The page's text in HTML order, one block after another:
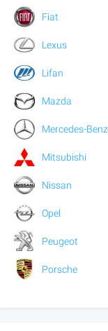
Fiat
Lexus
Lifan
Mazda
Mercedes-Benz
Mitsubishi
Nissan
Opel
Peugeot
Porsche